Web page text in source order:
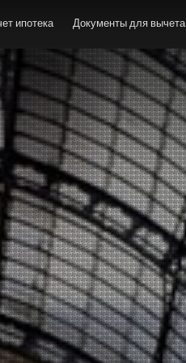
ипотека Документы для вычета